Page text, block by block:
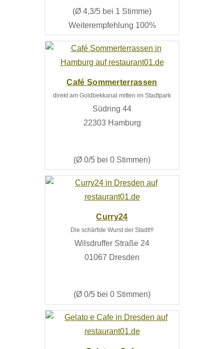
(Ø 4,3/5 bei 1 Stimme)
Weiterempfehlung 100%
Café Sommerterrassen
direkt am Goldbekkanal mitten im Stadtpark
Südring 44
22303 Hamburg
(Ø 0/5 bei 0 Stimmen)
Curry24
Die schärfste Wurst der Stadt!!!
Wilsdruffer Straße 24
01067 Dresden
(Ø 0/5 bei 0 Stimmen)